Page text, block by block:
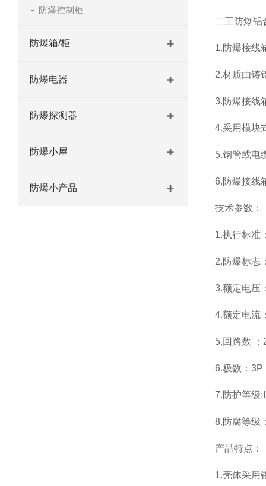
防爆控制柜
防爆箱/柜
防爆电器
防爆探测器
防爆小屋
防爆小产品
二工防爆铝
1.防爆接线
2.材质由铸
3.防爆接线
4.采用模块
5.钢管或电
6.防爆接线
技术参数：
1.执行标准
2.防爆标志
3.额定电压
4.额定电流
5.回路数 ：
6.极数：3P
7.防护等级
8.防腐等级
产品特点：
1.壳体采用